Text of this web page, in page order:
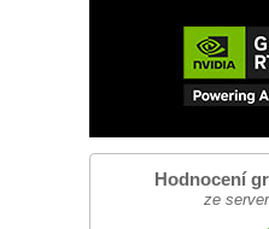
Hodnocení
ze